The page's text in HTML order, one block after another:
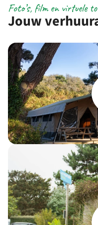
Jouw
Foto’s, film en virtuele